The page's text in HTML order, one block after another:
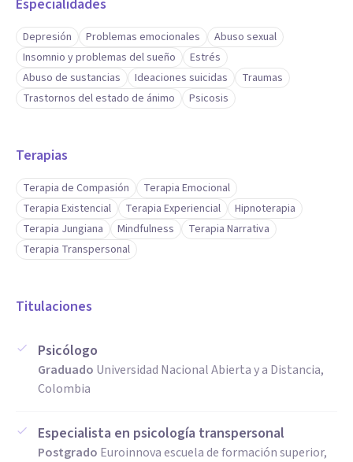
Especialidades
Depresión Problemas emocionales
Abuso sexual
Insomnio y problemas del sueño
Estrés
Abuso de sustancias
Ideaciones suicidas
Traumas
Trastornos del estado de ánimo
Psicosis
Terapias
Terapia de Compasión
Terapia Emocional
Terapia Existencial
Terapia Experiencial
Hipnoterapia
Terapia Jungiana
Mindfulness
Terapia Narrativa
Terapia Transpersonal
Titulaciones
Psicólogo
Graduado Universidad Nacional Abierta y a Distancia,
Colombia
Especialista en psicología transpersonal
Postgrado Euroinnova escuela de formación superior,